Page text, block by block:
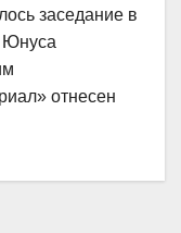
заседание в
Юнуса
отнесен